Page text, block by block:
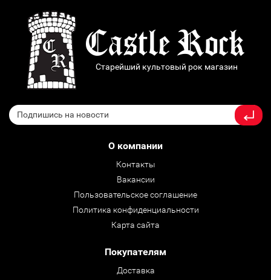
Старейший культовый рок магазин
О компании
Контакты
Вакансии
Пользовательское соглашение
Политика конфиденциальности
Карта сайта
Покупателям
Доставка